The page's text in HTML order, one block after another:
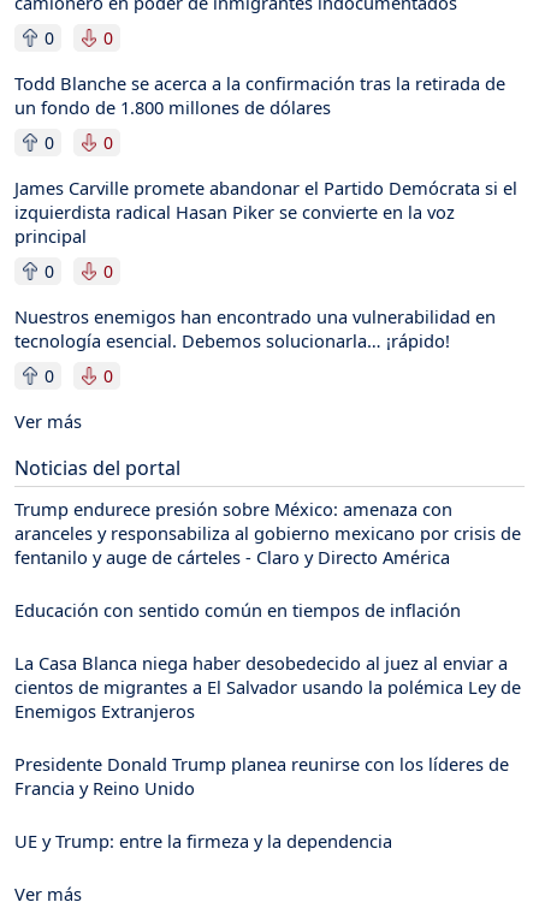
0 0
Todd Blanche se acerca a la confirmación tras la retirada de
un fondo de 1.800 millones de dólares
0 0
James Carville promete abandonar el Partido Demócrata si el
izquierdista radical Hasan Piker se convierte en la voz
principal
0 0
Nuestros enemigos han encontrado una vulnerabilidad en
tecnología esencial. Debemos solucionarla… ¡rápido!
0 0
Ver más
Noticias del portal
Trump endurece presión sobre México: amenaza con
aranceles y responsabiliza al gobierno mexicano por crisis de
fentanilo y auge de cárteles - Claro y Directo América
Educación con sentido común en tiempos de inflación
La Casa Blanca niega haber desobedecido al juez al enviar a
cientos de migrantes a El Salvador usando la polémica Ley de
Enemigos Extranjeros
Presidente Donald Trump planea reunirse con los líderes de
Francia y Reino Unido
UE y Trump: entre la firmeza y la dependencia
Ver más